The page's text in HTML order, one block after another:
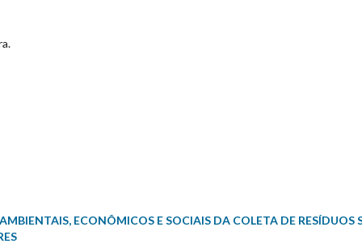
ECONÔMICOS E SOCIAIS DA COLETA DE RESÍDUOS